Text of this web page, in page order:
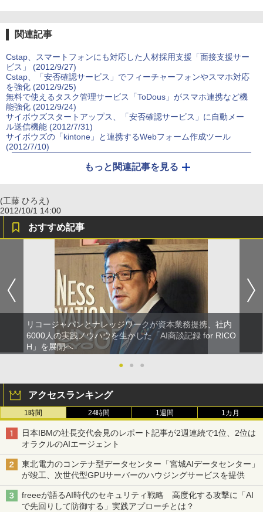
関連記事
Cstap、スマートフォンにも対応した人材採用支援「面接支援サー
ビス」 (2012/9/27)
Cstap、「安否確認サービス」でフィーチャーフォンやスマホ対応
を強化 (2012/9/25)
無料で使えるタスク管理サービス「ToDous」がスマホ連携など機
能強化 (2012/9/24)
サイボウズスタートアップス、「安否確認サービス」に自動メー
ル送信機能 (2012/7/31)
サイボウズの「kintone」と連携するWebフォーム作成ツール
(2012/7/10)
もっと関連記事を見る
(工藤 ひろえ)
2012/10/1 14:00
おすすめ記事
リコージャパンとナレッジワークが資本業務提携、社内
6000人の実践ノウハウを生かした「AI商談記録 for RICO
H」を展開へ
●
● ●
アクセスランキング
1時間 24時間 1週間 1カ月
日本IBMの社長交代会見のレポート記事が2週連続で1位、2位は
オラクルのAIエージェント
東北電力のコンテナ型データセンター「宮城AIデータセンター」
が竣工、次世代型GPUサーバーのハウジングサービスを提供
freeeが語るAI時代のセキュリティ戦略 高度化する攻撃に「AI
で先回りして防御する」実践アプローチとは？